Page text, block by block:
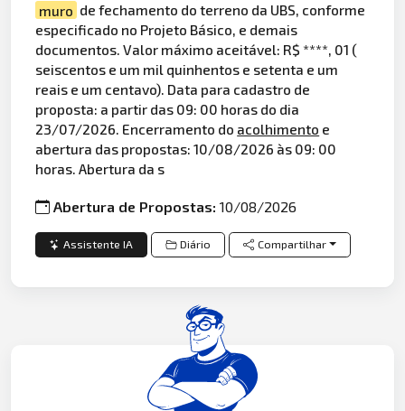
muro de fechamento do terreno da UBS, conforme
especificado no Projeto Básico, e demais
documentos. Valor máximo aceitável: R$ ****, 01 (
seiscentos e um mil quinhentos e setenta e um
reais e um centavo). Data para cadastro de
proposta: a partir das 09: 00 horas do dia
23/07/2026. Encerramento do acolhimento e
abertura das propostas: 10/08/2026 às 09: 00
horas. Abertura da s
Abertura de Propostas:10/08/2026
Assistente IA Diário Compartilhar